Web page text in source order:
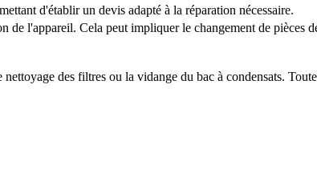
d'établir un devis adapté à la réparation nécessaire.
de l'appareil. Cela peut impliquer le changement de pièces
des filtres ou la vidange du bac à condensats.